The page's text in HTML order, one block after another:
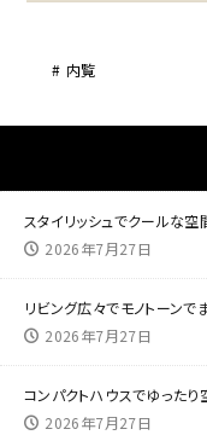
内覧
スタイリッシュでクールな空
2026年7月27日
リビング広々でモノトーンで
2026年7月27日
コンパクトハウスでゆったり
2026年7月27日